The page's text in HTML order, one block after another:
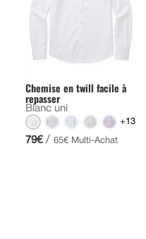
Chemise en twill facile à
repasser
Blanc uni
+13
79€ / 65€ Multi-Achat